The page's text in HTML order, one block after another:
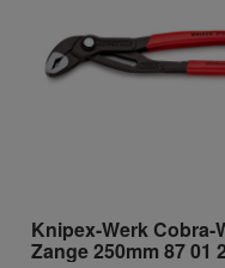
Knipex-Werk Cobra-
Zange 250mm 87 01